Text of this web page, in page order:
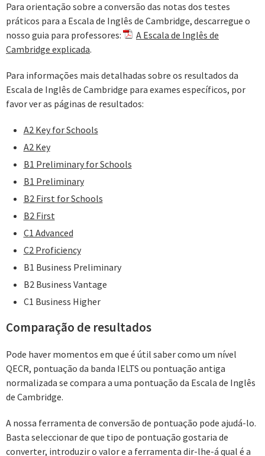
Para orientação sobre a conversão das notas dos testes
práticos para a Escala de Inglês de Cambridge, descarregue o
nosso guia para professores:
A Escala de Inglês de
Cambridge explicada.
Para informações mais detalhadas sobre os resultados da
Escala de Inglês de Cambridge para exames específicos, por
favor ver as páginas de resultados:
A2 Key for Schools
A2 Key
B1 Preliminary for Schools
B1 Preliminary
B2 First for Schools
B2 First
C1 Advanced
C2 Proficiency
B1 Business Preliminary
B2 Business Vantage
C1 Business Higher
Comparação de resultados
Pode haver momentos em que é útil saber como um nível
QECR, pontuação da banda IELTS ou pontuação antiga
normalizada se compara a uma pontuação da Escala de Inglês
de Cambridge.
A nossa ferramenta de conversão de pontuação pode ajudá-lo.
Basta seleccionar de que tipo de pontuação gostaria de
converter, introduzir o valor e a ferramenta dir-lhe-á qual é a